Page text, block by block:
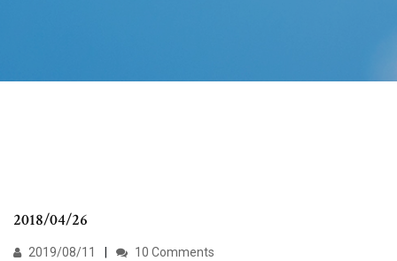
2018/04/26
2019/08/11 10 Comments